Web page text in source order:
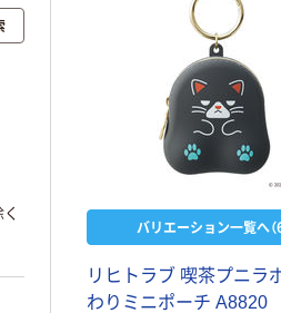
バリエーション一覧へ（
リヒトラブ 喫茶プニラ
わりミニポーチ A8820